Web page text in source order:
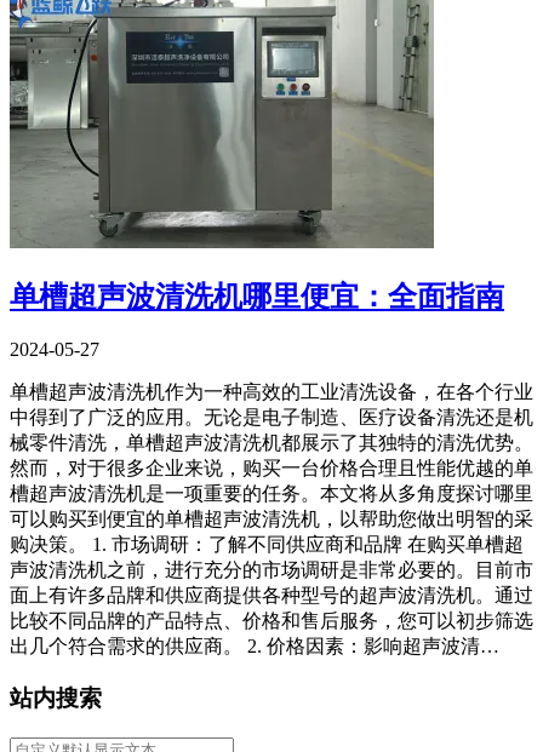
单槽超声波清洗机哪里便宜：全面指南
2024-05-27
单槽超声波清洗机作为一种高效的工业清洗设备，在各个行业
中得到了广泛的应用。无论是电子制造、医疗设备清洗还是机
械零件清洗，单槽超声波清洗机都展示了其独特的清洗优势。
然而，对于很多企业来说，购买一台价格合理且性能优越的单
槽超声波清洗机是一项重要的任务。本文将从多角度探讨哪里
可以购买到便宜的单槽超声波清洗机，以帮助您做出明智的采
购决策。 1. 市场调研：了解不同供应商和品牌 在购买单槽超
声波清洗机之前，进行充分的市场调研是非常必要的。目前市
面上有许多品牌和供应商提供各种型号的超声波清洗机。通过
比较不同品牌的产品特点、价格和售后服务，您可以初步筛选
出几个符合需求的供应商。 2. 价格因素：影响超声波清…
站内搜索